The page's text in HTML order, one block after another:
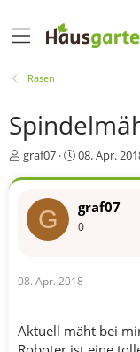
Rasen
E
e
r
graf07
E
t
e
l
a
08. Apr.
G graf07
0
08. Apr. 2018
Aktuell mäht bei